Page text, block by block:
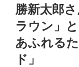
稿
日:
勝新太郎
ラウン」
あふれる
ド」